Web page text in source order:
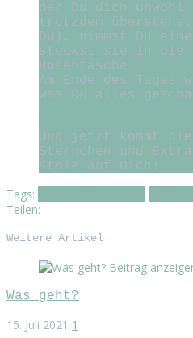
der Du dich
trotzdem
Du), nimmst Du
steckst sie in die
Hosentasche.
Am Ende des Tages
was Du alles
Und jetzt kommt
Sternchen und
stolz auf Dich!
Tags:
Teilen:
Weitere Artikel
Beitrag
Was geht?
15. Juli 2021 1